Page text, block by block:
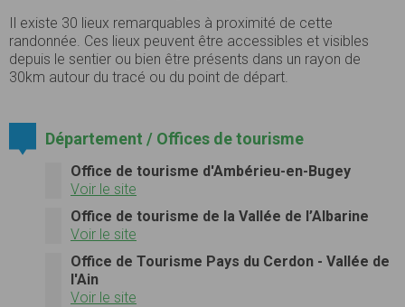
Il existe 30 lieux remarquables à proximité de cette
randonnée. Ces lieux peuvent être accessibles et visibles
depuis le sentier ou bien être présents dans un rayon de
30km autour du tracé ou du point de départ.
Département / Offices de tourisme
Office de tourisme d'Ambérieu-en-Bugey
Voir le site
Office de tourisme de la Vallée de l’Albarine
Voir le site
Office de Tourisme Pays du Cerdon - Vallée de
l'Ain
Voir le site